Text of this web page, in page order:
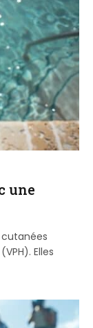
une
Elles